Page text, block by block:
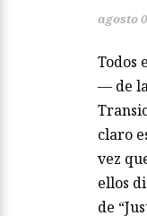
agosto
Todos
— de
claro
vez
ellos
de